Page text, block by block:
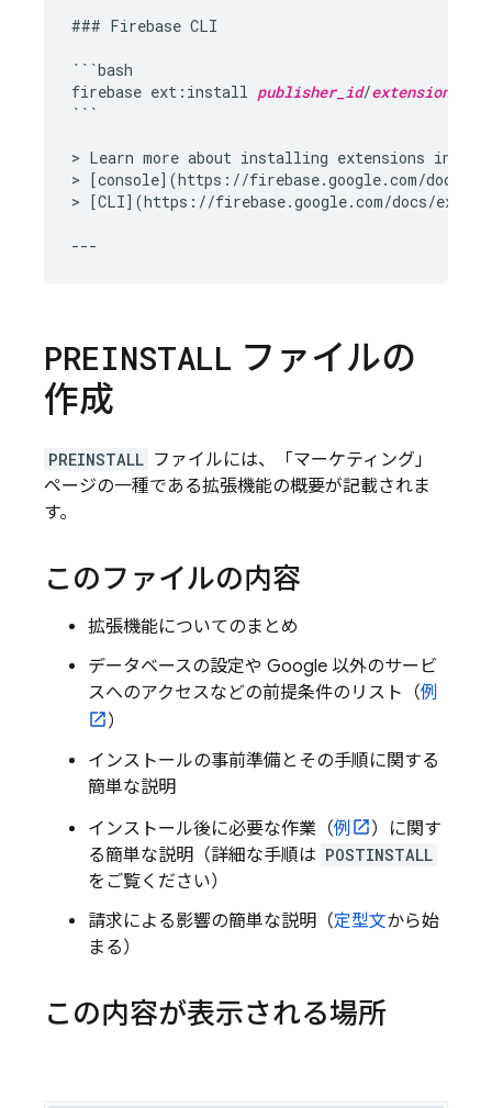
### Firebase CLI
```bash
firebase ext:install publisher_id/
```
> Learn more about installing extensions in the
> [console](https://firebase.google.com/docs/
> [CLI](https://firebase.google.com/docs/
PREINSTALL ファイルの
作成
PREINSTALL ファイルには、「マーケティング」
ページの一種である拡張機能の概要が記載されま
す。
このファイルの内容
拡張機能についてのまとめ
データベースの設定や Google 以外のサービ
スへのアクセスなどの前提条件のリスト（例
）
インストールの事前準備とその手順に関する
簡単な説明
インストール後に必要な作業（例
）に関す
る簡単な説明（詳細な手順は POSTINSTALL
をご覧ください）
請求による影響の簡単な説明（定型文から始
まる）
この内容が表示される場所